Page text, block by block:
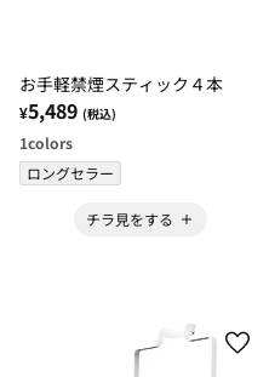
お手軽禁煙スティック４本
¥5,489 (税込)
1colors
ロングセラー
チラ見をする